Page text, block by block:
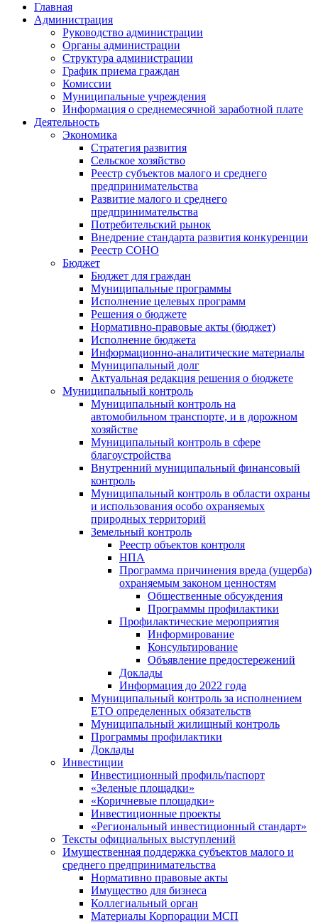
Главная
Администрация
Руководство администрации
Органы администрации
Структура администрации
График приема граждан
Комиссии
Муниципальные учреждения
Информация о среднемесячной заработной плате
Деятельность
Экономика
Стратегия развития
Сельское хозяйство
Реестр субъектов малого и среднего
предпринимательства
Развитие малого и среднего
предпринимательства
Потребительский рынок
Внедрение стандарта развития конкуренции
Реестр СОНО
Бюджет
Бюджет для граждан
Муниципальные программы
Исполнение целевых программ
Решения о бюджете
Нормативно-правовые акты (бюджет)
Исполнение бюджета
Информационно-аналитические материалы
Муниципальный долг
Актуальная редакция решения о бюджете
Муниципальный контроль
Муниципальный контроль на
автомобильном транспорте, и в дорожном
хозяйстве
Муниципальный контроль в сфере
благоустройства
Внутренний муниципальный финансовый
контроль
Муниципальный контроль в области охраны
и использования особо охраняемых
природных территорий
Земельный контроль
Реестр объектов контроля
НПА
Программа причинения вреда (ущерба)
охраняемым законом ценностям
Общественные обсуждения
Программы профилактики
Профилактические мероприятия
Информирование
Консультирование
Объявление предостережений
Доклады
Информация до 2022 года
Муниципальный контроль за исполнением
ЕТО определенных обязательств
Муниципальный жилищный контроль
Программы профилактики
Доклады
Инвестиции
Инвестиционный профиль/паспорт
«Зеленые площадки»
«Коричневые площадки»
Инвестиционные проекты
«Региональный инвестиционный стандарт»
Тексты официальных выступлений
Имущественная поддержка субъектов малого и
среднего предпринимательства
Нормативно правовые акты
Имущество для бизнеса
Коллегиальный орган
Материалы Корпорации МСП